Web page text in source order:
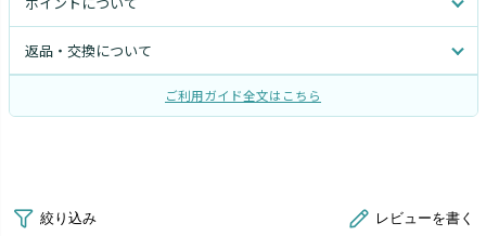
返品・交換について
ご利用ガイド全文はこちら